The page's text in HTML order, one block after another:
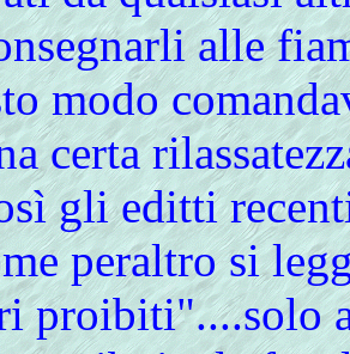
alle
modo
certa
gli editti
peraltro si
proibiti"....solo